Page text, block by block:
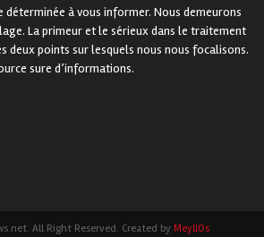
déterminée à vous informer. Nous demeurons
La primeur et le sérieux dans le traitement
deux points sur lesquels nous nous focalisons.
sure d’informations.
All Right Reserved. Created by MeyllOs